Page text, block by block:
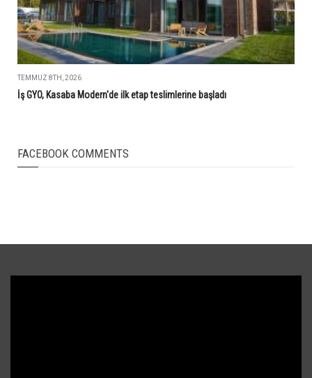
TEMMUZ 8TH, 2026
İş GYO, Kasaba Modern'de ilk etap teslimlerine başladı
FACEBOOK COMMENTS